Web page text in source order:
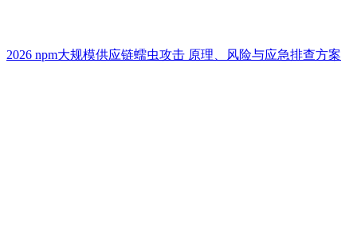
2026 npm大规模供应链蠕虫攻击 原理、风险与应急排查方案